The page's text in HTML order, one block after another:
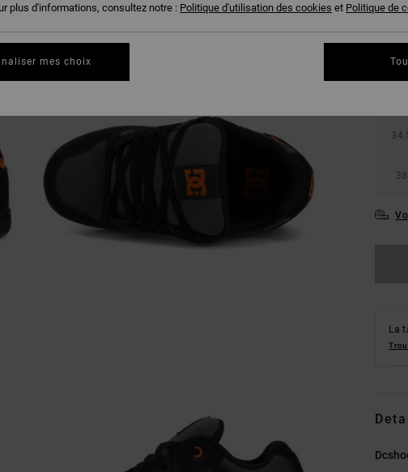
38
La
plus d'informations, consultez notre : Politique d'utilisation des cookies et Politique de
mes choix